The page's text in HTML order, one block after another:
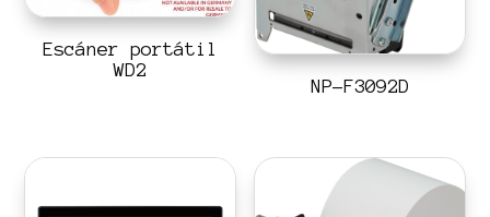
Escáner portátil
WD2
NP-F3092D